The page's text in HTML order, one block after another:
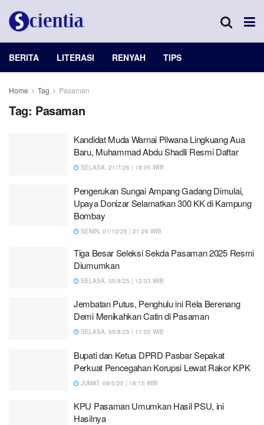
BERITA LITERASI RENYAH TIPS
Home Tag Pasaman
Tag: Pasaman
Kandidat Muda Warnai Pilwana Lingkuang Aua
Baru, Muhammad Abdu Shadli Resmi Daftar
SELASA, 21/7/26 | 18:05 WIB
Pengerukan Sungai Ampang Gadang Dimulai,
Upaya Donizar Selamatkan 300 KK di Kampung
Bombay
SENIN, 01/12/25 | 21:29 WIB
Tiga Besar Seleksi Sekda Pasaman 2025 Resmi
Diumumkan
SELASA, 05/8/25 | 12:03 WIB
Jembatan Putus, Penghulu ini Rela Berenang
Demi Menikahkan Catin di Pasaman
SELASA, 05/8/25 | 11:05 WIB
Bupati dan Ketua DPRD Pasbar Sepakat
Perkuat Pencegahan Korupsi Lewat Rakor KPK
JUMAT, 09/5/25 | 18:15 WIB
KPU Pasaman Umumkan Hasil PSU, ini
Hasilnya